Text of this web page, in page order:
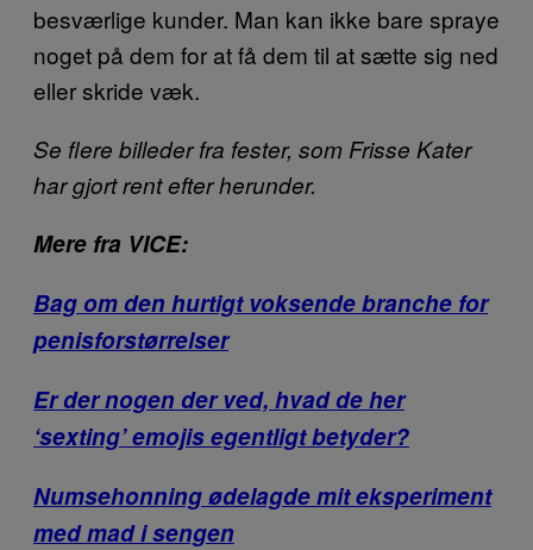
besværlige kunder. Man kan ikke bare spraye
noget på dem for at få dem til at sætte sig ned
eller skride væk.
Se flere billeder fra fester, som Frisse Kater
har gjort rent efter herunder.
Mere fra VICE:
Bag om den hurtigt voksende branche for
penisforstørrelser
Er der nogen der ved, hvad de her
‘sexting’ emojis egentligt betyder?
Numsehonning ødelagde mit eksperiment
med mad i sengen